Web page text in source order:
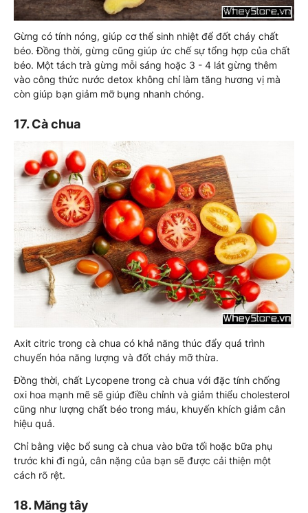
Gừng có tính nóng, giúp cơ thể sinh nhiệt để đốt cháy chất
béo. Đồng thời, gừng cũng giúp ức chế sự tổng hợp của chất
béo. Một tách trà gừng mỗi sáng hoặc 3 - 4 lát gừng thêm
vào công thức nước detox không chỉ làm tăng hương vị mà
còn giúp bạn giảm mỡ bụng nhanh chóng.
17. Cà chua
Axit citric trong cà chua có khả năng thúc đẩy quá trình
chuyển hóa năng lượng và đốt cháy mỡ thừa.
Đồng thời, chất Lycopene trong cà chua với đặc tính chống
oxi hoa mạnh mẽ sẽ giúp điều chỉnh và giảm thiểu cholesterol
cũng như lượng chất béo trong máu, khuyến khích giảm cân
hiệu quả.
Chỉ bằng việc bổ sung cà chua vào bữa tối hoặc bữa phụ
trước khi đi ngủ, cân nặng của bạn sẽ được cải thiện một
cách rõ rệt.
18. Măng tây